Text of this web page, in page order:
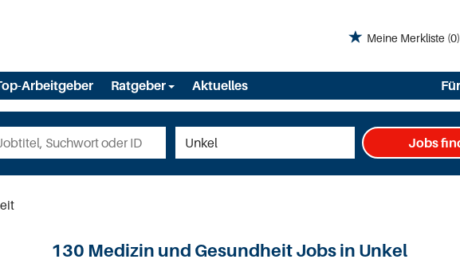
Meine Merkliste (0)
Arbeitgeber Ratgeber Aktuelles
Jobs
130 Medizin und Gesundheit Jobs in Unkel